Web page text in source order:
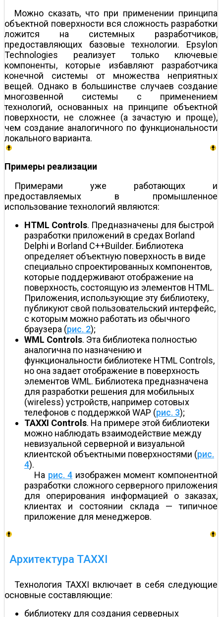
Можно сказать, что при применении принципа
объектной поверхности вся сложность разработки
ложится на системных разработчиков,
предоставляющих базовые технологии. Epsylon
Technologies реализует только ключевые
компоненты, которые избавляют разработчика
конечной системы от множества неприятных
вещей. Однако в большинстве случаев создание
многозвенной системы с применением
технологий, основанных на принципе объектной
поверхности, не сложнее (а зачастую и проще),
чем создание аналогичного по функциональности
локального варианта.
Примеры реализации
Примерами уже работающих и
предоставляемых в промышленное
использование технологий являются:
HTML Controls. Предназначены для быстрой
разработки приложений в средах Borland
Delphi и Borland C++Builder. Библиотека
определяет объектную поверхность в виде
специально спроектированных компонентов,
которые поддерживают отображение на
поверхность, состоящую из элементов HTML.
Приложения, использующие эту библиотеку,
публикуют свой пользовательский интерфейс,
с которым можно работать из обычного
браузера (рис. 2);
WML Controls. Эта библиотека полностью
аналогична по назначению и
функциональности библиотеке HTML Controls,
но она задает отображение в поверхность
элементов WML. Библиотека предназначена
для разработки решения для мобильных
(wireless) устройств, например сотовых
телефонов с поддержкой WAP (рис. 3);
TAXXI Controls. На примере этой библиотеки
можно наблюдать взаимодействие между
невизуальной серверной и визуальной
клиентской объектными поверхностями (рис.
4).
На рис. 4 изображен момент компонентной
разработки сложного серверного приложения
для оперирования информацией о заказах,
клиентах и состоянии склада — типичное
приложение для менеджеров.
Архитектура TAXXI
Технология TAXXI включает в себя следующие
основные составляющие:
библиотеку для создания серверных